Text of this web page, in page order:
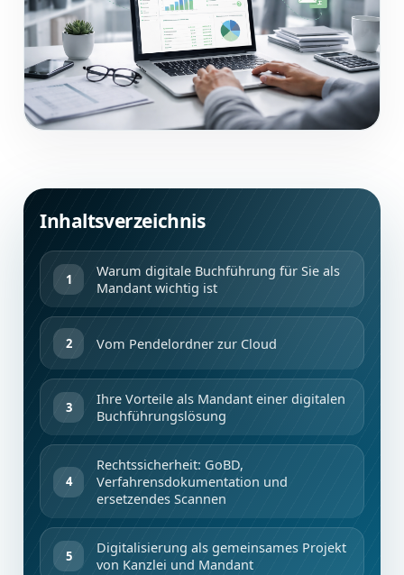
Inhaltsverzeichnis
Warum digitale Buchführung für Sie als
Mandant wichtig ist
Vom Pendelordner zur Cloud
Ihre Vorteile als Mandant einer digitalen
Buchführungslösung
Rechtssicherheit: GoBD,
Verfahrensdokumentation und
ersetzendes Scannen
Digitalisierung als gemeinsames Projekt
von Kanzlei und Mandant